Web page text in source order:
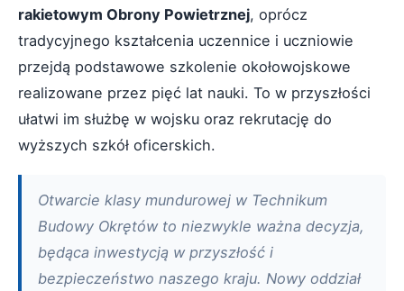
rakietowym Obrony Powietrznej, oprócz
tradycyjnego kształcenia uczennice i uczniowie
przejdą podstawowe szkolenie okołowojskowe
realizowane przez pięć lat nauki. To w przyszłości
ułatwi im służbę w wojsku oraz rekrutację do
wyższych szkół oficerskich.
Otwarcie klasy mundurowej w Technikum
Budowy Okrętów to niezwykle ważna decyzja,
będąca inwestycją w przyszłość i
bezpieczeństwo naszego kraju. Nowy oddział